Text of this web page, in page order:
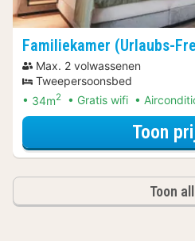
Familiekamer (Urlaubs-
Max. 2 volwassenen
Tweepersoonsbed
34m2 Gratis wifi
Toon
Toon